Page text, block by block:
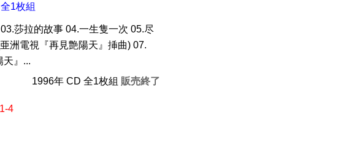
1枚組
莎拉的故事 04.一生隻一次 05.尽
洲電視『再見艶陽天』挿曲) 07.
天』...
1996年 CD 全1枚組 販売終了
4